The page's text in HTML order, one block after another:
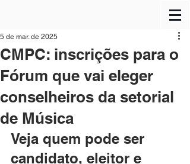
CMPC: inscrições para o
Fórum que vai eleger
conselheiros da setorial
de Música
5 de mar. de 2025
Veja quem pode ser
candidato, eleitor e